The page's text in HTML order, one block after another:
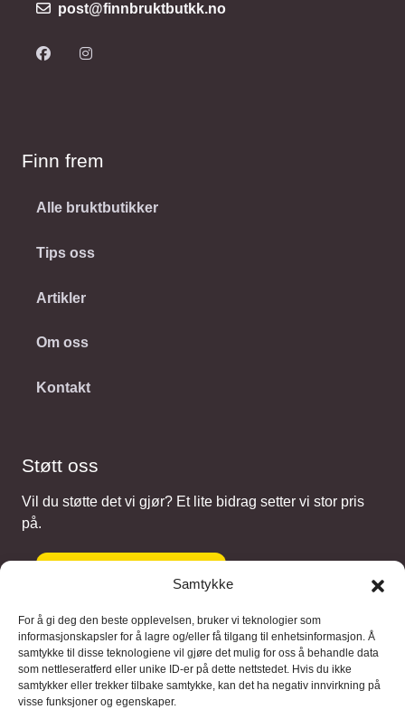
Samtykke
For å gi deg den beste opplevelsen, bruker vi teknologier som
informasjonskapsler for å lagre og/eller få tilgang til enhetsinformasjon. Å
samtykke til disse teknologiene vil gjøre det mulig for oss å behandle data
som nettleseratferd eller unike ID-er på dette nettstedet. Hvis du ikke
samtykker eller trekker tilbake samtykke, kan det ha negativ innvirkning på
visse funksjoner og egenskaper.
post@finnbruktbutkk.no
Finn frem
Alle bruktbutikker
Tips oss
Artikler
Om oss
Kontakt
Støtt oss
Vil du støtte det vi gjør? Et lite bidrag setter vi stor pris
på.
Gi et bidrag
Samarbeidspartnere
Blaaregn – digitale tjenester